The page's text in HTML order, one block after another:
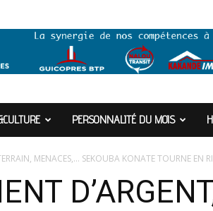
PERSONNALITÉ DU MOIS
MENACES,… SEKOUBA KONATE TOURNE EN